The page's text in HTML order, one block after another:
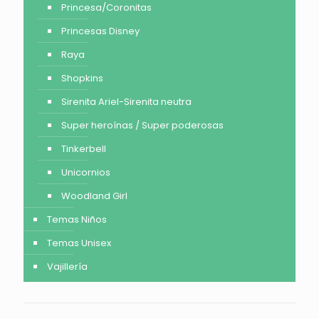
Princesa/Coronitas
Princesas Disney
Raya
Shopkins
Sirenita Ariel-Sirenita neutra
Super heroínas / Super poderosas
Tinkerbell
Unicornios
Woodland Girl
Temas Niños
Temas Unisex
Vajillería